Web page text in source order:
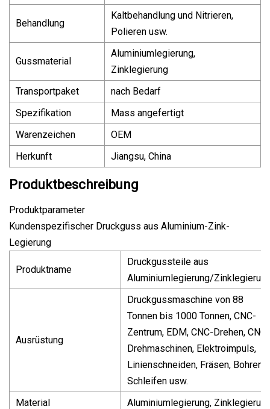
Behandlung
Kaltbehandlung und Nitrieren,
Polieren usw.
Gussmaterial
Aluminiumlegierung,
Zinklegierung
Transportpaket
nach Bedarf
Spezifikation
Mass angefertigt
Warenzeichen
OEM
Herkunft
Jiangsu, China
Produktbeschreibung
Produktparameter
Kundenspezifischer Druckguss aus Aluminium-Zink-
Legierung
Produktname
Druckgussteile aus
Aluminiumlegierung/
Ausrüstung
Druckgussmaschine von 88
Tonnen bis 1000 Tonnen, CNC-
Zentrum, EDM, CNC-Drehen, CNC-
Drehmaschinen, Elektroimpuls,
Linienschneiden, Fräsen, Bohren,
Schleifen usw.
Material
Aluminiumlegierung,